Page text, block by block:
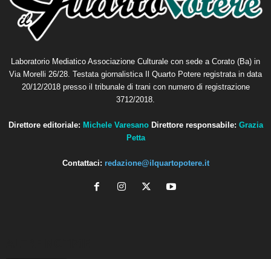
Laboratorio Mediatico Associazione Culturale con sede a Corato (Ba) in
Via Morelli 26/28. Testata giornalistica Il Quarto Potere registrata in data
20/12/2018 presso il tribunale di trani con numero di registrazione
3712/2018.
Direttore editoriale: Michele Varesano Direttore responsabile: Grazia
Petta
Contattaci: redazione@ilquartopotere.it